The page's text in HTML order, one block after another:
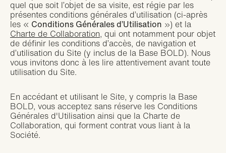
quel que soit l’objet de sa visite, est régie par les
présentes conditions générales d’utilisation (ci-après
les « Conditions Générales d’Utilisation ») et la
Charte de Collaboration, qui ont notamment pour objet
de définir les conditions d’accès, de navigation et
d’utilisation du Site (y inclus de la Base BOLD). Nous
vous invitons donc à les lire attentivement avant toute
utilisation du Site.
En accédant et utilisant le Site, y compris la Base
BOLD, vous acceptez sans réserve les Conditions
Générales d'Utilisation ainsi que la Charte de
Collaboration, qui forment contrat vous liant à la
Société.